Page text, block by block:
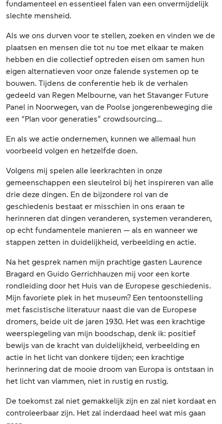
fundamenteel en essentieel falen van een onvermijdelijk
slechte mensheid.
Als we ons durven voor te stellen, zoeken en vinden we de
plaatsen en mensen die tot nu toe met elkaar te maken
hebben en die collectief optreden eisen om samen hun
eigen alternatieven voor onze falende systemen op te
bouwen. Tijdens de conferentie heb ik de verhalen
gedeeld van Regen Melbourne, van het Stavanger Future
Panel in Noorwegen, van de Poolse jongerenbeweging die
een “Plan voor generaties” crowdsourcing...
En als we actie ondernemen, kunnen we allemaal hun
voorbeeld volgen en hetzelfde doen.
Volgens mij spelen alle leerkrachten in onze
gemeenschappen een sleutelrol bij het inspireren van alle
drie deze dingen. En de bijzondere rol van de
geschiedenis bestaat er misschien in ons eraan te
herinneren dat dingen veranderen, systemen veranderen,
op echt fundamentele manieren — als en wanneer we
stappen zetten in duidelijkheid, verbeelding en actie.
Na het gesprek namen mijn prachtige gasten Laurence
Bragard en Guido Gerrichhauzen mij voor een korte
rondleiding door het Huis van de Europese geschiedenis.
Mijn favoriete plek in het museum? Een tentoonstelling
met fascistische literatuur naast die van de Europese
dromers, beide uit de jaren 1930. Het was een krachtige
weerspiegeling van mijn boodschap, denk ik: positief
bewijs van de kracht van duidelijkheid, verbeelding en
actie in het licht van donkere tijden; een krachtige
herinnering dat de mooie droom van Europa is ontstaan in
het licht van vlammen, niet in rustig en rustig.
De toekomst zal niet gemakkelijk zijn en zal niet kordaat en
controleerbaar zijn. Het zal inderdaad heel wat mis gaan